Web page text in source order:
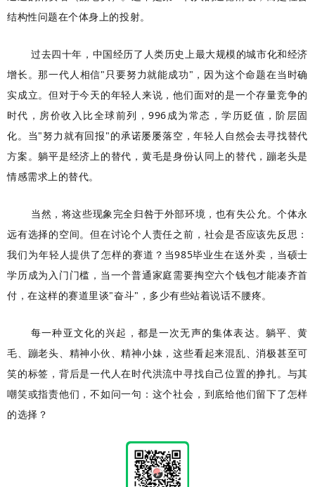
结构性问题在个体身上的投射。
过去四十年，中国经历了人类历史上最大规模的城市化和经济
增长。那一代人相信"只要努力就能成功"，因为这个命题在当时确
实成立。但对于今天的年轻人来说，他们面对的是一个存量竞争的
时代，房价收入比全球前列，996成为常态，学历贬值，阶层固
化。当"努力就有回报"的承诺屡屡落空，年轻人自然会去寻找替代
方案。躺平是经济上的替代，黄毛是身份认同上的替代，蹦老头是
情感需求上的替代。
当然，将这些现象完全归咎于外部环境，也有失公允。个体永
远有选择的空间。但在讨论个人责任之前，社会是否应该先反思：
我们为年轻人提供了怎样的赛道？当985毕业生在送外卖，当硕士
学历成为入门门槛，当一个普通家庭需要掏空六个钱包才能凑齐首
付，在这样的赛道里谈"奋斗"，多少有些站着说话不腰疼。
每一种亚文化的兴起，都是一次无声的集体表达。躺平、黄
毛、蹦老头、精神小伙、精神小妹，这些看起来混乱、消极甚至可
笑的标签，背后是一代人在时代洪流中寻找自己位置的挣扎。与其
嘲笑或指责他们，不如问一句：这个社会，到底给他们留下了怎样
的选择？